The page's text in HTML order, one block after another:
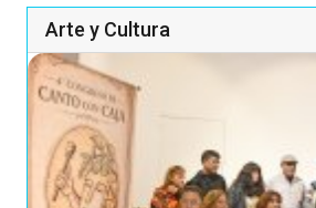
Arte y Cultura